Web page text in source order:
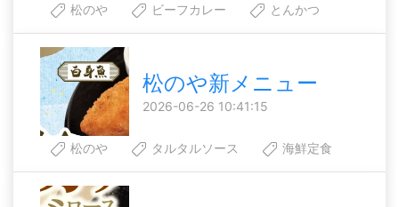
松のや
ビーフカレー とんかつ
松のや新メニュー
2026-06-26 10:41:15
松のや タルタルソース 海鮮定食